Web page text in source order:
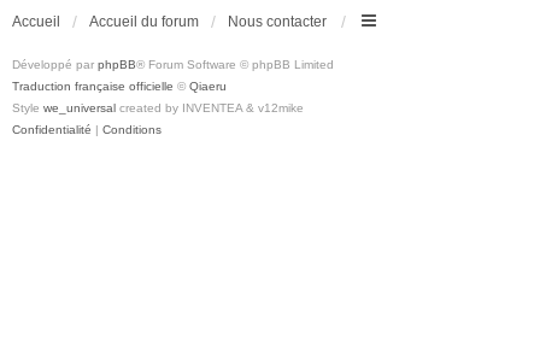
Accueil Accueil du forum Nous contacter
Développé par phpBB® Forum Software © phpBB Limited
Traduction française officielle © Qiaeru
Style we_universal created by INVENTEA & v12mike
Confidentialité | Conditions